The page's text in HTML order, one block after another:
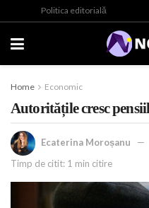
Politica editorială
Home Economic
Autoritățile cresc
Ecaterina Moroșanu
Timp de citit: 1 min citire